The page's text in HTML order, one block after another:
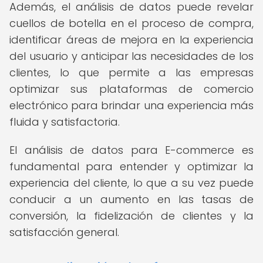
Además, el análisis de datos puede revelar
cuellos de botella en el proceso de compra,
identificar áreas de mejora en la experiencia
del usuario y anticipar las necesidades de los
clientes, lo que permite a las empresas
optimizar sus plataformas de comercio
electrónico para brindar una experiencia más
fluida y satisfactoria.
El análisis de datos para E-commerce es
fundamental para entender y optimizar la
experiencia del cliente, lo que a su vez puede
conducir a un aumento en las tasas de
conversión, la fidelización de clientes y la
satisfacción general.